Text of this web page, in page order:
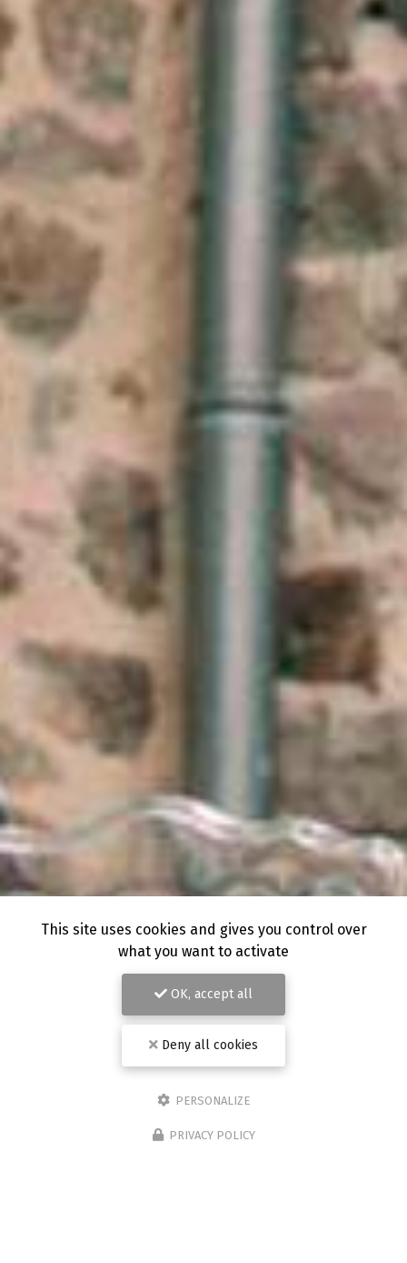
This site uses cookies and gives you control over
what you want to activate
OK, accept all
Deny all cookies
PERSONALIZE
PRIVACY POLICY